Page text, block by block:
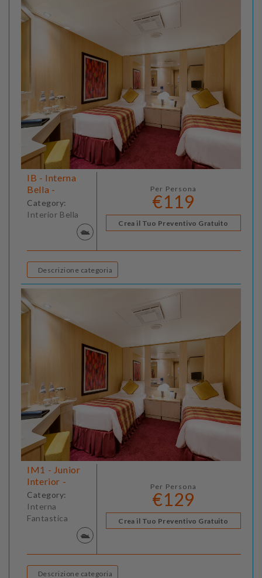
IB - Interna
Bella -
Category:
Interior Bella
Per Persona
€119
Crea il Tuo Preventivo Gratuito
Descrizione categoria
IM1 - Junior
Interior -
Category:
Interna
Fantastica
Per Persona
€129
Crea il Tuo Preventivo Gratuito
Descrizione categoria